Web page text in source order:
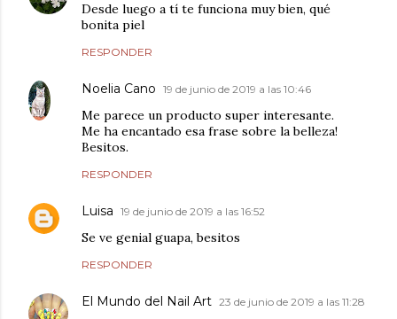
Desde luego a tí te funciona muy bien, qué
bonita piel
RESPONDER
Noelia Cano 19 de junio de 2019 a las 10:46
Me parece un producto super interesante.
Me ha encantado esa frase sobre la belleza!
Besitos.
RESPONDER
Luisa 19 de junio de 2019 a las 16:52
Se ve genial guapa, besitos
RESPONDER
El Mundo del Nail Art 23 de junio de 2019 a las 11:28